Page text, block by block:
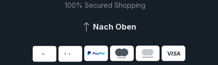
100% Secured Shopping
Nach Oben